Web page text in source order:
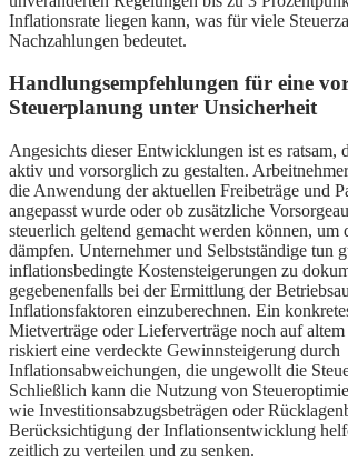
Inflationsrate liegen kann, was für viele
Nachzahlungen bedeutet.
Handlungsempfehlungen für eine
Steuerplanung unter Unsicherheit
Angesichts dieser Entwicklungen ist es ratsam,
aktiv und vorsorglich zu gestalten.
die Anwendung der aktuellen Freibeträge und
angepasst wurde oder ob zusätzliche
steuerlich geltend gemacht werden können, um
dämpfen. Unternehmer und Selbstständige tun
inflationsbedingte Kostensteigerungen zu
gegebenenfalls bei der Ermittlung der
Inflationsfaktoren einzuberechnen. Ein
Mietverträge oder Lieferverträge noch auf
riskiert eine verdeckte Gewinnsteigerung durch
Inflationsabweichungen, die ungewollt die
Schließlich kann die Nutzung von
wie Investitionsabzugsbeträgen oder
Berücksichtigung der Inflationsentwicklung
zeitlich zu verteilen und zu senken.